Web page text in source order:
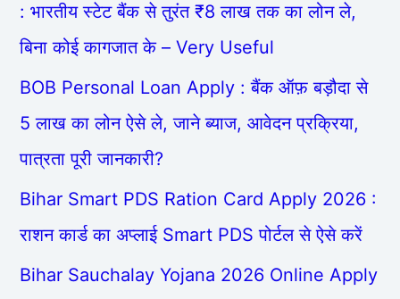
: भारतीय स्टेट बैंक से तुरंत ₹8 लाख तक का लोन ले,
बिना कोई कागजात के – Very Useful
BOB Personal Loan Apply : बैंक ऑफ़ बड़ौदा से
5 लाख का लोन ऐसे ले, जाने ब्याज, आवेदन प्रक्रिया,
पात्रता पूरी जानकारी?
Bihar Smart PDS Ration Card Apply 2026 :
राशन कार्ड का अप्लाई Smart PDS पोर्टल से ऐसे करें
Bihar Sauchalay Yojana 2026 Online Apply